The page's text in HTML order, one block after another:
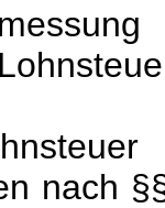
nach